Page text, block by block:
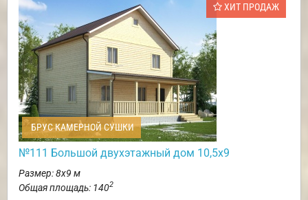
ХИТ ПРОДАЖ
БРУС КАМЕРНОЙ СУШКИ
№111 Большой двухэтажный дом 10,5х9
Размер: 8х9 м
Общая площадь: 1402